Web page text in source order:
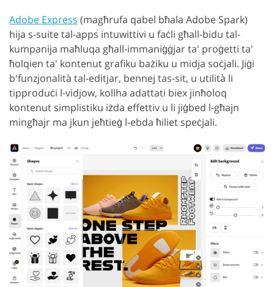
Adobe Express (magħrufa qabel bħala Adobe Spark)
hija s-suite tal-apps intuwittivi u faċli għall-bidu tal-
kumpanija maħluqa għall-immaniġġjar ta' proġetti ta'
ħolqien ta' kontenut grafiku bażiku u midja soċjali. Jiġi
b'funzjonalità tal-editjar, bennej tas-sit, u utilità li
tipproduċi l-vidjow, kollha adattati biex jinħoloq
kontenut simplistiku iżda effettiv u li jiġbed l-għajn
mingħajr ma jkun jeħtieġ l-ebda ħiliet speċjali.